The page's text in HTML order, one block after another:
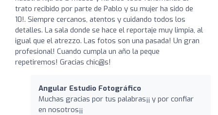
trato recibido por parte de Pablo y su mujer ha sido de
10!. Siempre cercanos, atentos y cuidando todos los
detalles. La sala donde se hace el reportaje muy limpia, al
igual que el atrezzo. Las fotos son una pasada! Un gran
profesional! Cuando cumpla un año la peque
repetiremos! Gracias chic@s!
Angular Estudio Fotográfico
Muchas gracias por tus palabras¡¡ y por confiar
en nosotros¡¡